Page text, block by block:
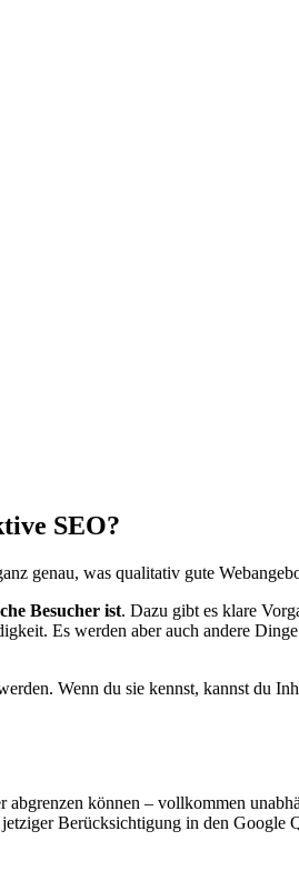
SEO?
genau, was qualitativ gute
Besucher ist. Dazu gibt es klare
Es werden aber auch andere
Wenn du sie kennst, kannst du
können – vollkommen
Berücksichtigung in den